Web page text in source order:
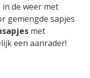
in de weer met
gemengde sapjes
met
een aanrader!